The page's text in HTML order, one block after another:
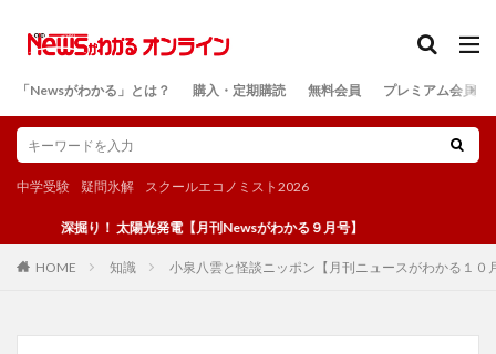
「Newsがわかる」とは？ 購入・定期購読 無料会員 プレミアム会員
中学受験 疑問氷解 スクールエコノミスト2026
深掘り！ 太陽光発電【月刊Newsがわかる９月号】
HOME 知識 小泉八雲と怪談ニッポン【月刊ニュースがわかる１０
検索